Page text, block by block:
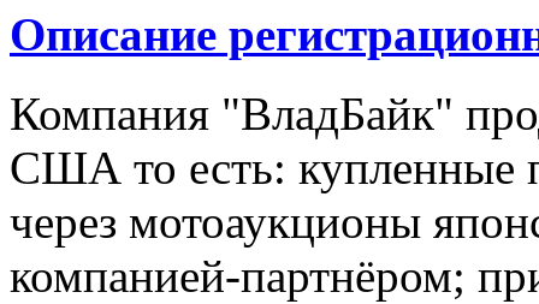
Описание
Компания "ВладБайк"
США то есть: купленные
через мотоаукционы
компанией-партнёром;